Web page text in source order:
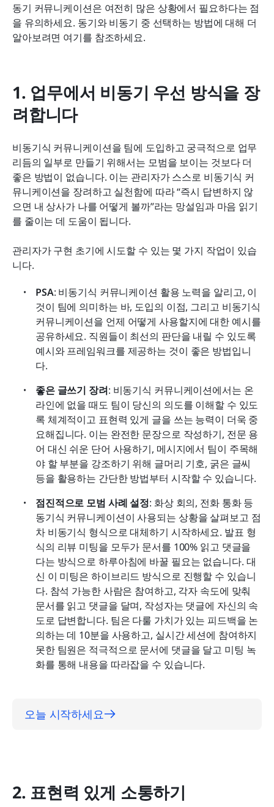
동기 커뮤니케이션은 여전히 많은 상황에서 필요하다는 점
을 유의하세요. 동기와 비동기 중 선택하는 방법에 대해 더
알아보려면 여기를 참조하세요.
1. 업무에서 비동기 우선 방식을 장
려합니다
비동기식 커뮤니케이션을 팀에 도입하고 궁극적으로 업무
리듬의 일부로 만들기 위해서는 모범을 보이는 것보다 더
좋은 방법이 없습니다. 이는 관리자가 스스로 비동기식 커
뮤니케이션을 장려하고 실천함에 따라 “즉시 답변하지 않
으면 내 상사가 나를 어떻게 볼까”라는 망설임과 마음 읽기
를 줄이는 데 도움이 됩니다.
관리자가 구현 초기에 시도할 수 있는 몇 가지 작업이 있습
니다.
PSA: 비동기식 커뮤니케이션 활용 노력을 알리고, 이
것이 팀에 의미하는 바, 도입의 이점, 그리고 비동기식
커뮤니케이션을 언제 어떻게 사용할지에 대한 예시를
공유하세요. 직원들이 최선의 판단을 내릴 수 있도록
예시와 프레임워크를 제공하는 것이 좋은 방법입니
다.
좋은 글쓰기 장려: 비동기식 커뮤니케이션에서는 온
라인에 없을 때도 팀이 당신의 의도를 이해할 수 있도
록 체계적이고 표현력 있게 글을 쓰는 능력이 더욱 중
요해집니다. 이는 완전한 문장으로 작성하기, 전문 용
어 대신 쉬운 단어 사용하기, 메시지에서 팀이 주목해
야 할 부분을 강조하기 위해 글머리 기호, 굵은 글씨
등을 활용하는 간단한 방법부터 시작할 수 있습니다.
점진적으로 모범 사례 설정: 화상 회의, 전화 통화 등
동기식 커뮤니케이션이 사용되는 상황을 살펴보고 점
차 비동기식 형식으로 대체하기 시작하세요. 발표 형
식의 리뷰 미팅을 모두가 문서를 100% 읽고 댓글을
다는 방식으로 하루아침에 바꿀 필요는 없습니다. 대
신 이 미팅은 하이브리드 방식으로 진행할 수 있습니
다. 참석 가능한 사람은 참여하고, 각자 속도에 맞춰
문서를 읽고 댓글을 달며, 작성자는 댓글에 자신의 속
도로 답변합니다. 팀은 다룰 가치가 있는 피드백을 논
의하는 데 10분을 사용하고, 실시간 세션에 참여하지
못한 팀원은 적극적으로 문서에 댓글을 달고 미팅 녹
화를 통해 내용을 따라잡을 수 있습니다.
오늘 시작하세요
2. 표현력 있게 소통하기